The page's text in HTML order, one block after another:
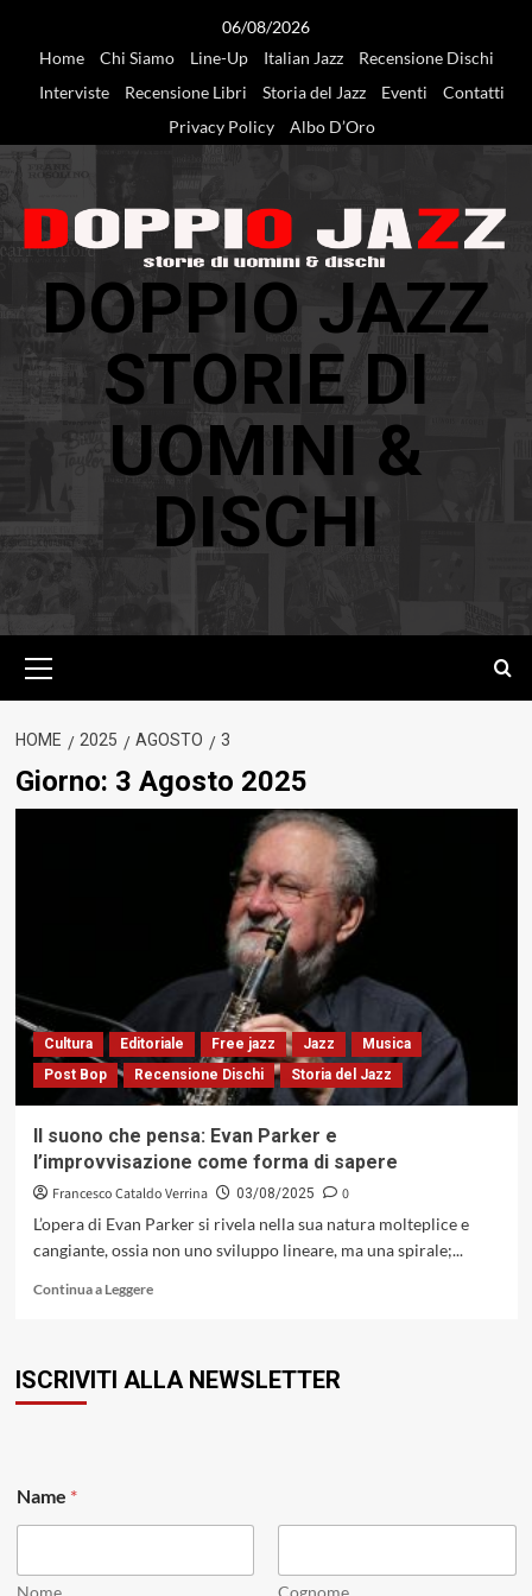
06/08/2026
Home
Chi Siamo Line-Up Italian Jazz
Recensione Dischi
Interviste
Recensione Libri Storia del Jazz Eventi
Contatti
Privacy Policy
Albo D’Oro
DOPPIO JAZZ
STORIE DI
UOMINI &
DISCHI
principale
HOME 2025 AGOSTO 3
Giorno: 3 Agosto 2025
Cultura Editoriale Free jazz Jazz
Musica
Post Bop
Recensione Dischi Storia del Jazz
Il suono che pensa: Evan Parker e
l’improvvisazione come forma di sapere
Francesco Cataldo Verrina 03/08/2025
0
L’opera di Evan Parker si rivela nella sua natura molteplice e
cangiante, ossia non uno sviluppo lineare, ma una spirale;...
Continua a LeggereLeggi
Il
forma
ISCRIVITI ALLA NEWSLETTER
*
*
Name *